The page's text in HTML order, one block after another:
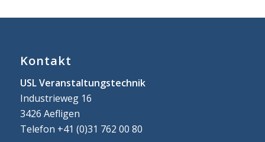
Kontakt
USL Veranstaltungstechnik
Industrieweg 16
3426 Aefligen
Telefon +41 (0)31 762 00 80